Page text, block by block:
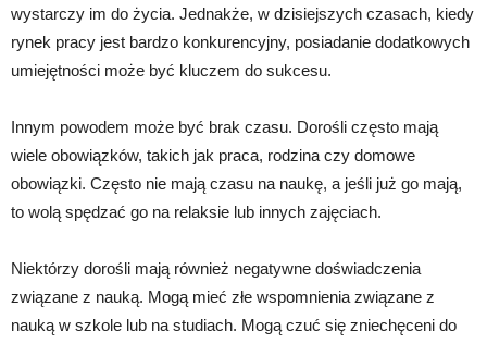
wystarczy im do życia. Jednakże, w dzisiejszych czasach, kiedy
rynek pracy jest bardzo konkurencyjny, posiadanie dodatkowych
umiejętności może być kluczem do sukcesu.
Innym powodem może być brak czasu. Dorośli często mają
wiele obowiązków, takich jak praca, rodzina czy domowe
obowiązki. Często nie mają czasu na naukę, a jeśli już go mają,
to wolą spędzać go na relaksie lub innych zajęciach.
Niektórzy dorośli mają również negatywne doświadczenia
związane z nauką. Mogą mieć złe wspomnienia związane z
nauką w szkole lub na studiach. Mogą czuć się zniechęceni do